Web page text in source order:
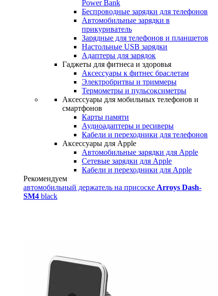
Power Bank
Беспроводные зарядки для телефонов
Автомобильные зарядки в
прикуриватель
Зарядные для телефонов и планшетов
Настольные USB зарядки
Адаптеры для зарядок
Гаджеты для фитнеса и здоровья
Аксессуары к фитнес браслетам
Электробритвы и триммеры
Термометры и пульсоксиметры
Аксессуары для мобильных телефонов и
смартфонов
Карты памяти
Аудиоадаптеры и ресиверы
Кабели и переходники для телефонов
Аксессуары для Apple
Автомобильные зарядки для Apple
Сетевые зарядки для Apple
Кабели и переходники для Apple
Рекомендуем
автомобильный держатель на присоске Arroys Dash-
SM4 black